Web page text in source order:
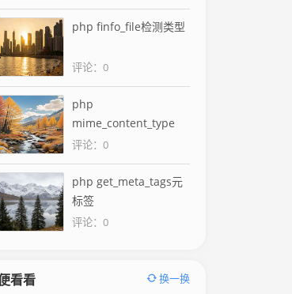
php finfo_file检测类型
评论：0
php
mime_content_type
评论：0
php get_meta_tags元
标签
评论：0
看看 换一换